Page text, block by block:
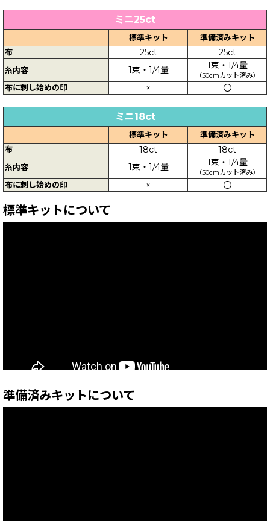
ミニ25ct
標準キット
準備済みキット
布
25ct 25ct
糸内容 1束・1/4量 1束・1/4量
（50cmカット済み）
布に刺し始めの印 × 〇
ミニ18ct
標準キット
準備済みキット
布
18ct 18ct
糸内容 1束・1/4量 1束・1/4量
（50cmカット済み）
布に刺し始めの印 × 〇
標準キットについて
準備済みキットについて